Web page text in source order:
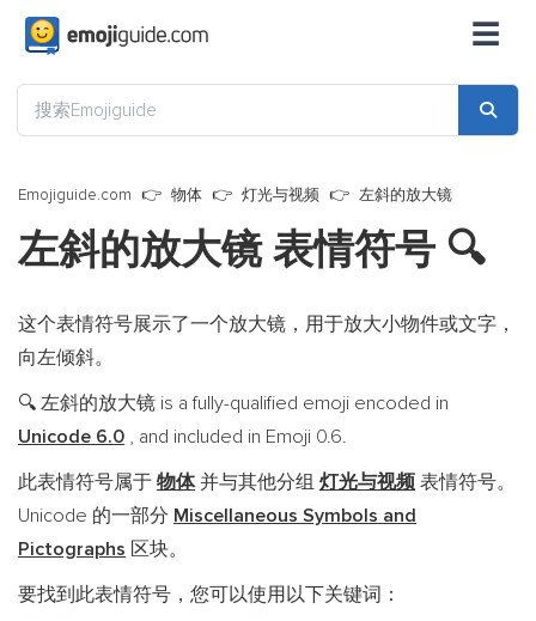
☰
Emojiguide.com 物体 灯光与视频 左斜的放大镜
左斜的放大镜 表情符号 🔍
这个表情符号展示了一个放大镜，用于放大小物件或文字，
向左倾斜。
🔍 左斜的放大镜 is a fully-qualified emoji encoded in
Unicode 6.0 , and included in Emoji 0.6.
此表情符号属于 物体并与其他分组 灯光与视频 表情符号。
Unicode 的一部分 Miscellaneous Symbols and
Pictographs 区块。
要找到此表情符号，您可以使用以下关键词：